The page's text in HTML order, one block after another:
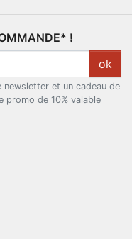
!
ok
et un cadeau de
promo de 10% valable